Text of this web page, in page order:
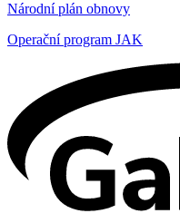
Národní plán obnovy
Operační program JAK